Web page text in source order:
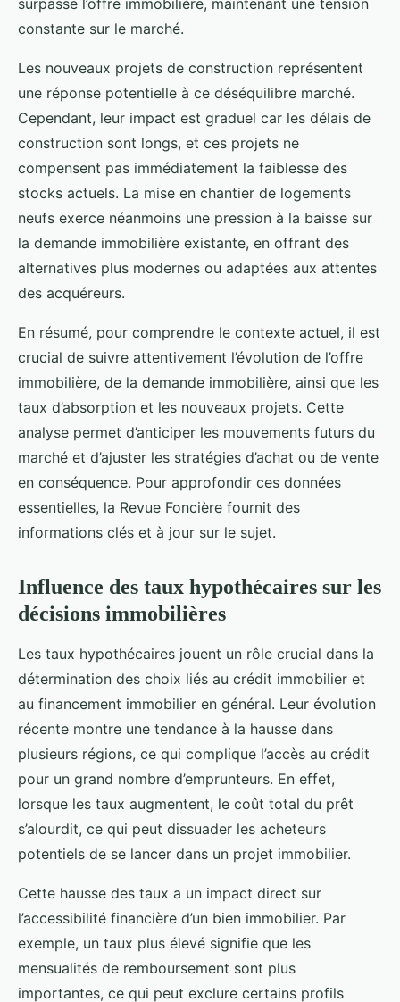
surpasse l’offre immobilière, maintenant une tension
constante sur le marché.
Les nouveaux projets de construction représentent
une réponse potentielle à ce déséquilibre marché.
Cependant, leur impact est graduel car les délais de
construction sont longs, et ces projets ne
compensent pas immédiatement la faiblesse des
stocks actuels. La mise en chantier de logements
neufs exerce néanmoins une pression à la baisse sur
la demande immobilière existante, en offrant des
alternatives plus modernes ou adaptées aux attentes
des acquéreurs.
En résumé, pour comprendre le contexte actuel, il est
crucial de suivre attentivement l’évolution de l’offre
immobilière, de la demande immobilière, ainsi que les
taux d’absorption et les nouveaux projets. Cette
analyse permet d’anticiper les mouvements futurs du
marché et d’ajuster les stratégies d’achat ou de vente
en conséquence. Pour approfondir ces données
essentielles, la Revue Foncière fournit des
informations clés et à jour sur le sujet.
Influence des taux hypothécaires sur les
décisions immobilières
Les taux hypothécaires jouent un rôle crucial dans la
détermination des choix liés au crédit immobilier et
au financement immobilier en général. Leur évolution
récente montre une tendance à la hausse dans
plusieurs régions, ce qui complique l’accès au crédit
pour un grand nombre d’emprunteurs. En effet,
lorsque les taux augmentent, le coût total du prêt
s’alourdit, ce qui peut dissuader les acheteurs
potentiels de se lancer dans un projet immobilier.
Cette hausse des taux a un impact direct sur
l’accessibilité financière d’un bien immobilier. Par
exemple, un taux plus élevé signifie que les
mensualités de remboursement sont plus
importantes, ce qui peut exclure certains profils